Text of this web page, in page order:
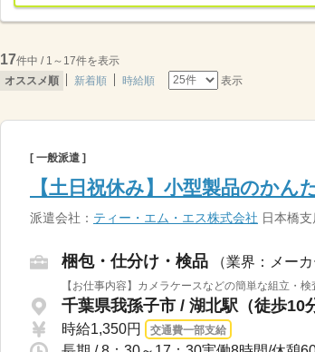
17件中 / 1～17件を表示
オススメ順
新着順 時給順 表示
[ 一般派遣 ]
【土日祝休み】小型製品のかん
派遣会社： ティー・エム・エス株式会社 日本橋支
梱包・仕分け・検品 （業界：メーカ
【お仕事内容】カメラケースなどの簡単な組立・
千葉県我孫子市 / 湖北駅（徒歩10
時給1,350円 交通費一部支給